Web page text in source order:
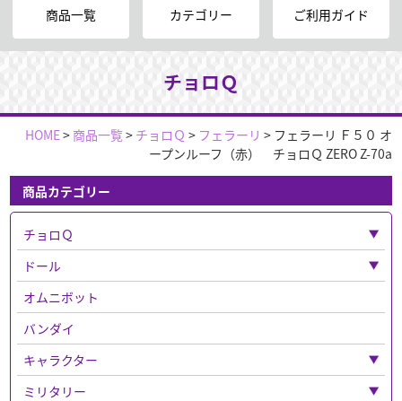
商品一覧 カテゴリー ご利用ガイド
チョロＱ
HOME> 商品一覧> チョロＱ > フェラーリ > フェラーリ Ｆ５０ オ
ープンルーフ（赤） チョロＱ ZERO Z-70a
商品カテゴリー
チョロＱ
チョロQその他
ドール
オムニボット
バンダイ
キャラクター
ミリタリー